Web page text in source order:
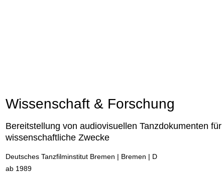
Wissenschaft & Forschung
Bereitstellung von audiovisuellen Tanzdokumenten für
wissenschaftliche Zwecke
Deutsches Tanzfilminstitut Bremen | Bremen | D
ab 1989